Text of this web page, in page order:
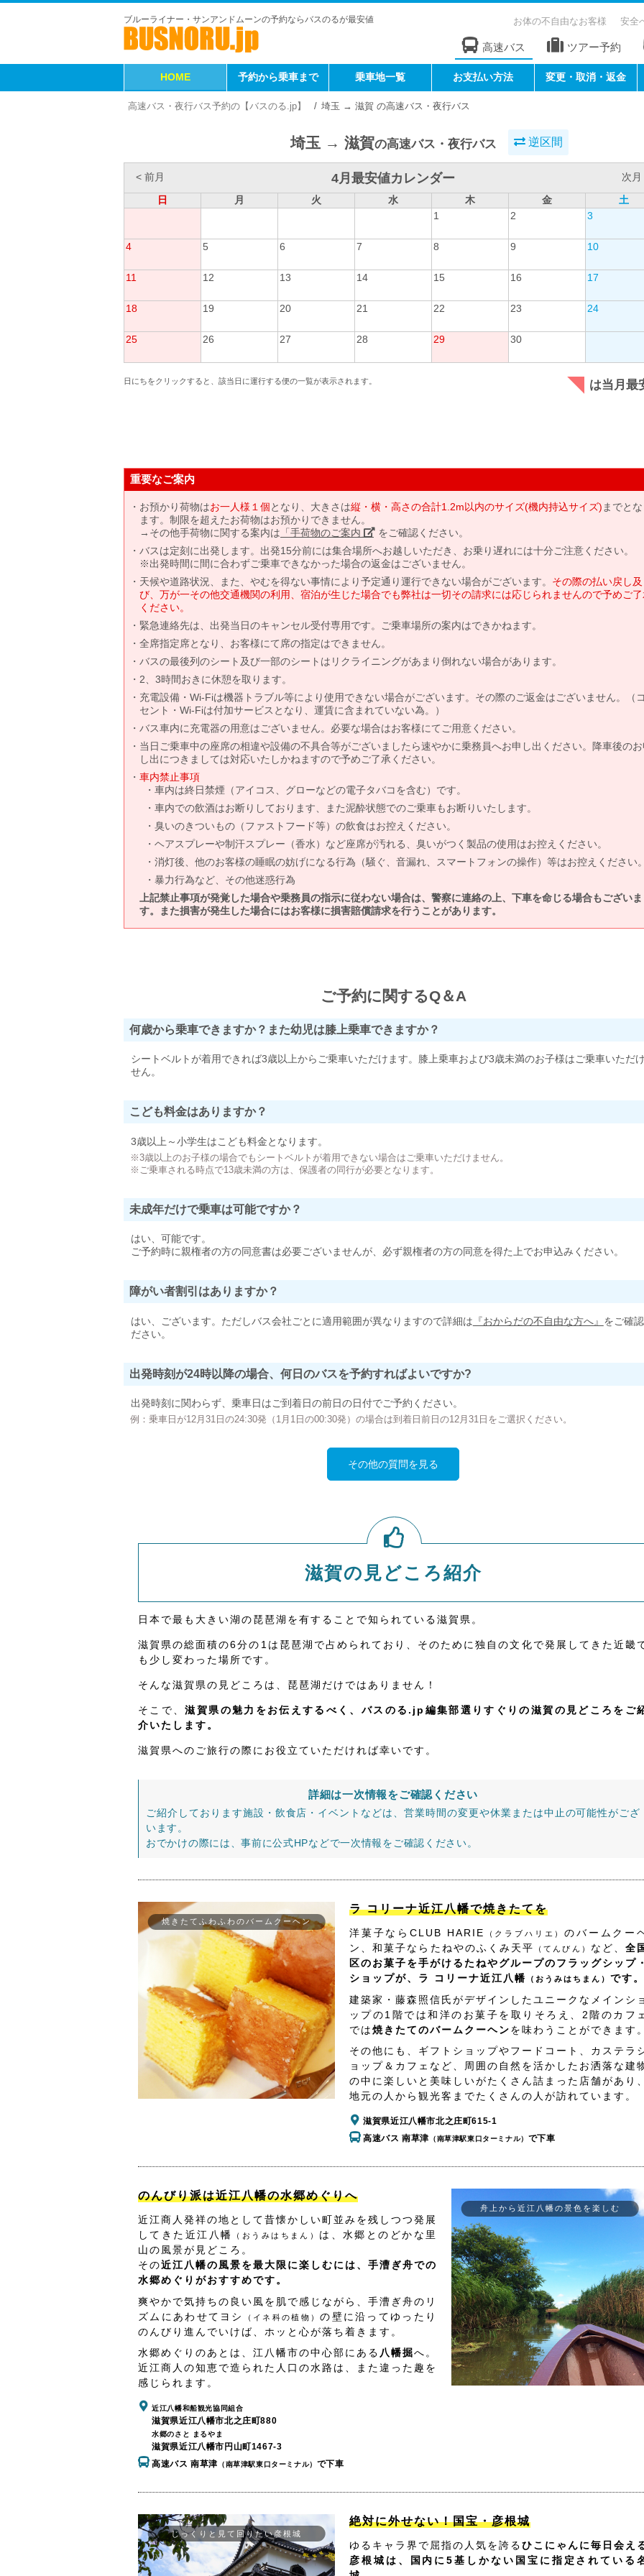
ブルーライナー・サンアンドムーンの予約ならバスのるが最安値 お体の不自由なお客様 安全
高速バス ツアー予約
HOME 予約から乗車まで 乗車地一覧 お支払い方法 変更・取消・返金
高速バス・夜行バス予約の【バスのる.jp】 埼玉 → 滋賀 の高速バス・夜行バス
埼玉 → 滋賀の高速バス・夜行バス 逆区間
< 前月 4月最安値カレンダー
次月
日
月 火 水 木 金
土
1
2 3
4 5 6 7 8 9 10
11 12 13 14 15 16 17
18 19 20 21 22 23 24
25 26 27 28 29 30
日にちをクリックすると、該当日に運行する便の一覧が表示されます。 は当月最
重要なご案内
お預かり荷物はお一人様１個となり、大きさは縦・横・高さの合計1.2m以内のサイズ(機内持込サイズ) までと
ます。制限を超えたお荷物はお預かりできません。
→その他手荷物に関する案内は 「手荷物のご案内」 をご確認ください。
バスは定刻に出発します。出発15分前には集合場所へお越しいただき、お乗り遅れには十分ご注意ください。
※出発時間に間に合わずご乗車できなかった場合の返金はございません。
天候や道路状況、また、やむを得ない事情により予定通り運行できない場合がございます。 その際の払い戻し及
び、万が一その他交通機関の利用、宿泊が生じた場合でも弊社は一切その請求には応じられませんので予めご
ください。
緊急連絡先は、出発当日のキャンセル受付専用です。ご乗車場所の案内はできかねます。
全席指定席となり、お客様にて席の指定はできません。
バスの最後列のシート及び一部のシートはリクライニングがあまり倒れない場合があります。
2、3時間おきに休憩を取ります。
充電設備・Wi-Fiは機器トラブル等により使用できない場合がございます。その際のご返金はございません。（
セント・Wi-Fiは付加サービスとなり、運賃に含まれていない為。）
バス車内に充電器の用意はございません。必要な場合はお客様にてご用意ください。
当日ご乗車中の座席の相違や設備の不具合等がございましたら速やかに乗務員へお申し出ください。降車後の
し出につきましては対応いたしかねますので予めご了承ください。
車内禁止事項
車内は終日禁煙（アイコス、グローなどの電子タバコを含む）です。
車内での飲酒はお断りしております、また泥酔状態でのご乗車もお断りいたします。
臭いのきついもの（ファストフード等）の飲食はお控えください。
ヘアスプレーや制汗スプレー（香水）など座席が汚れる、臭いがつく製品の使用はお控えください。
消灯後、他のお客様の睡眠の妨げになる行為（騒ぐ、音漏れ、スマートフォンの操作）等はお控えください
暴力行為など、その他迷惑行為
上記禁止事項が発覚した場合や乗務員の指示に従わない場合は、警察に連絡の上、下車を命じる場合もございま
す。また損害が発生した場合にはお客様に損害賠償請求を行うことがあります。
ご予約に関するQ＆A
何歳から乗車できますか？また幼児は膝上乗車できますか？
シートベルトが着用できれば3歳以上からご乗車いただけます。膝上乗車および3歳未満のお子様はご乗車いただ
せん。
こども料金はありますか？
3歳以上～小学生はこども料金となります。
※3歳以上のお子様の場合でもシートベルトが着用できない場合はご乗車いただけません。
※ご乗車される時点で13歳未満の方は、保護者の同行が必要となります。
未成年だけで乗車は可能ですか？
はい、可能です。
ご予約時に親権者の方の同意書は必要ございませんが、必ず親権者の方の同意を得た上でお申込みください。
障がい者割引はありますか？
はい、ございます。ただしバス会社ごとに適用範囲が異なりますので詳細は 『おからだの不自由な方へ』 をご確
ださい。
出発時刻が24時以降の場合、何日のバスを予約すればよいですか?
出発時刻に関わらず、乗車日はご到着日の前日の日付でご予約ください。
例：乗車日が12月31日の24:30発（1月1日の00:30発）の場合は到着日前日の12月31日をご選択ください。
その他の質問を見る
滋賀の見どころ紹介
日本で最も大きい湖の琵琶湖を有することで知られている滋賀県。
滋賀県の総面積の6分の1は琵琶湖で占められており、そのために独自の文化で発展してきた近畿
も少し変わった場所です。
そんな滋賀県の見どころは、琵琶湖だけではありません！
そこで、滋賀県の魅力をお伝えするべく、バスのる.jp編集部選りすぐりの滋賀の見どころをご
介いたします。
滋賀県へのご旅行の際にお役立ていただければ幸いです。
詳細は一次情報をご確認ください
ご紹介しております施設・飲食店・イベントなどは、営業時間の変更や休業または中止の可能性がござ
います。
おでかけの際には、事前に公式HPなどで一次情報をご確認ください。
焼きたてふわふわのバームクーヘン
ラ コリーナ近江八幡で焼きたてを
洋菓子ならCLUB HARIE （クラブハリエ）のバームクー
ン、和菓子ならたねやのふくみ天平
（てんびん） など、 全
区のお菓子を手がけるたねやグループのフラッグシップ
ショップが、ラ コリーナ近江八幡
（おうみはちまん） です。
建築家・藤森照信氏がデザインしたユニークなメインシ
ップの1階では和洋のお菓子を取りそろえ、2階のカフ
では焼きたてのバームクーヘンを味わうことができます
その他にも、ギフトショップやフードコート、カステラ
ョップ＆カフェなど、周囲の自然を活かしたお洒落な建
の中に楽しいと美味しいがたくさん詰まった店舗があり
地元の人から観光客までたくさんの人が訪れています。
滋賀県近江八幡市北之庄町615-1
高速バス 南草津 （南草津駅東口ターミナル） で下車
のんびり派は近江八幡の水郷めぐりへ
近江商人発祥の地として昔懐かしい町並みを残しつつ発展
してきた近江八幡
（おうみはちまん） は、水郷とのどかな里
山の風景が見どころ。
その近江八幡の風景を最大限に楽しむには、手漕ぎ舟での
水郷めぐりがおすすめです。
爽やかで気持ちの良い風を肌で感じながら、手漕ぎ舟のリ
ズムにあわせてヨシ
（イネ科の植物）の壁に沿ってゆったり
のんびり進んでいけば、ホッと心が落ち着きます。
水郷めぐりのあとは、江八幡市の中心部にある 八幡掘へ。
近江商人の知恵で造られた人口の水路は、また違った趣を
感じられます。
近江八幡和船観光協同組合
滋賀県近江八幡市北之庄町880
水郷のさと まるやま
滋賀県近江八幡市円山町1467-3
高速バス 南草津 （南草津駅東口ターミナル） で下車
舟上から近江八幡の景色を楽しむ
じっくりと見て回りたい彦根城
絶対に外せない！国宝・彦根城
ゆるキャラ界で屈指の人気を誇るひこにゃんに毎日会え
彦根城は、国内に5基しかない国宝に指定されている